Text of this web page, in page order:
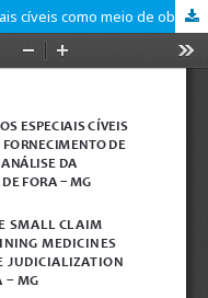
Acesso à justiça nos Juizados Especiais cíveis como meio de obtenção do fornecimento de medicamentos: uma análise da judicialização em Juiz de Fora - MG